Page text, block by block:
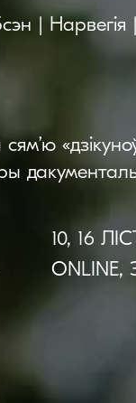
| Нарвегія
10, 16
ONLINE,